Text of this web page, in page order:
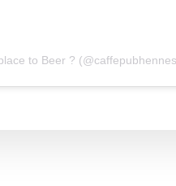
to Beer ?